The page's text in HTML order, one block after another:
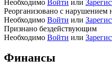
Необходимо Войти или
Реорганизовано с нарушением
Необходимо Войти или
Признано бездействующим
Необходимо Войти или
Финансы